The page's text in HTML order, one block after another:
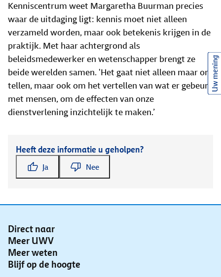
Kenniscentrum weet Margaretha Buurman precies
waar de uitdaging ligt: kennis moet niet alleen
verzameld worden, maar ook betekenis krijgen in de
praktijk. Met haar achtergrond als
beleidsmedewerker en wetenschapper brengt ze
beide werelden samen. 'Het gaat niet alleen maar om
tellen, maar ook om het vertellen van wat er gebeurt
met mensen, om de effecten van onze
dienstverlening inzichtelijk te maken.’
Heeft deze informatie u geholpen?
Ja Nee
Direct naar
Meer UWV
Meer weten
Blijf op de hoogte
Uw mening